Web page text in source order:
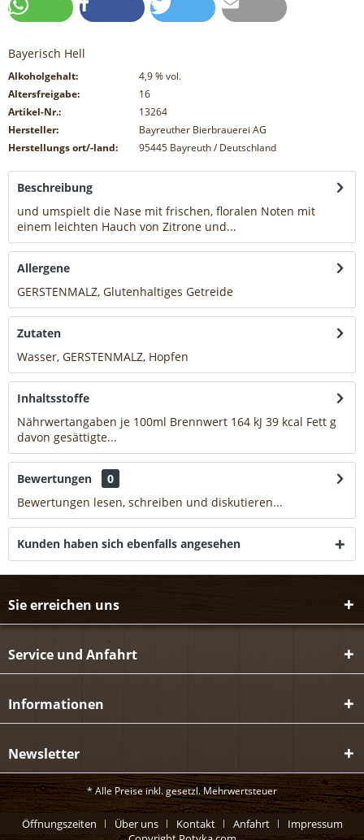
Bayerisch Hell
Alkoholgehalt: 4,9% vol.
Altersfreigabe:
16
Artikel-Nr.:
13264
Hersteller:
Bayreuther Bierbrauerei AG
Herstellungs ort/-land:
95445 Bayreuth / Deutschland
Beschreibung
und umspielt die Nase mit frischen, floralen Noten mit
einem leichten Hauch von Zitrone und...
Allergene
GERSTENMALZ, Glutenhaltiges Getreide
Zutaten
Wasser, GERSTENMALZ, Hopfen
Inhaltsstoffe
Nährwertangaben je 100ml Brennwert 164 kJ 39 kcal Fett g
davon gesättigte...
Bewertungen
0
Bewertungen lesen, schreiben und diskutieren...
Kunden haben sich ebenfalls angesehen
Sie erreichen uns
Service und Anfahrt
Informationen
Newsletter
* Alle Preise inkl. gesetzl. Mehrwertsteuer
Öffnungszeiten Über uns Kontakt Anfahrt
Impressum